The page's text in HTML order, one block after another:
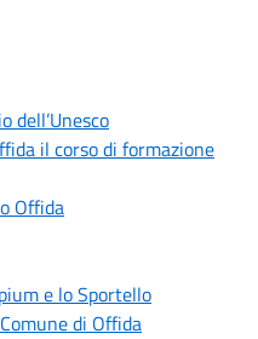
dell’Unesco
il corso di formazione
Offida
e lo Sportello
di Offida